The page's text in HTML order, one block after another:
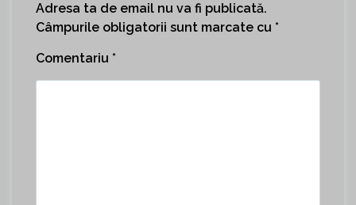
Adresa ta de email nu va fi publicată.
Câmpurile obligatorii sunt marcate cu *
Comentariu *